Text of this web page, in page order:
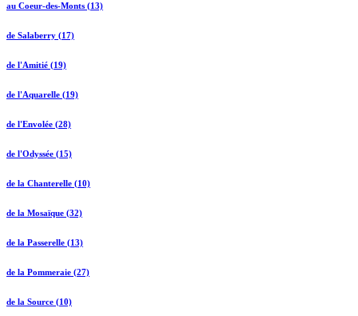
au Coeur-des-Monts (13)
de Salaberry (17)
de l'Amitié (19)
de l'Aquarelle (19)
de l'Envolée (28)
de l'Odyssée (15)
de la Chanterelle (10)
de la Mosaïque (32)
de la Passerelle (13)
de la Pommeraie (27)
de la Source (10)